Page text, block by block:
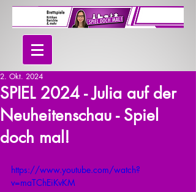
SPIEL 2024 - Julia auf der
Neuheitenschau - Spiel
doch mal!
2. Okt. 2024
https://www.youtube.com/watch?
v=maTChEiKvKM